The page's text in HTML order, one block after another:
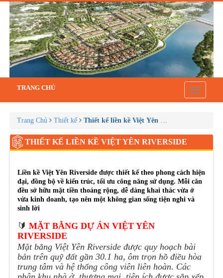
Toggle
TRANG CHỦ
Trang Chủ Thiết kế Thiết kế liền kề Việt Yên Riverside
THIẾT KẾ LIỀN KỀ VIỆT YÊN RIVERSIDE
Liền kề Việt Yên Riverside được thiết kế theo phong cách hiện
đại, đồng bộ về kiến trúc, tối ưu công năng sử dụng. Mỗi căn
đều sở hữu mặt tiền thoáng rộng, dễ dàng khai thác vừa ở
vừa kinh doanh, tạo nên một không gian sống tiện nghi và
sinh lời
🔰MẶT BẰNG DỰ ÁNVIỆT YÊN
RIVERSIDE
Mặt bằng Việt Yên Riverside được quy hoạch bài
bản trên quỹ đất gần 30.1 ha, ôm trọn hồ điều hòa
trung tâm và hệ thống công viên liên hoàn. Các